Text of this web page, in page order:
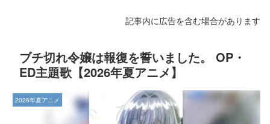
記事内に広告を含む場合があります
ブチ切れ令嬢は報復を誓いました。 OP・
ED主題歌【2026年夏アニメ】
2026年夏アニメ